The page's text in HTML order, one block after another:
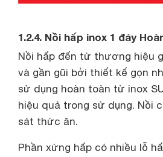
1.2.4. Nồi hấp inox 1 đáy
Nồi hấp đến từ thương hiệu
và gần gũi bởi thiết kế gọn
sử dụng hoàn toàn từ inox
hiệu quả trong sử dụng. Nồi
sát thức ăn.
Phần xửng hấp có nhiều lỗ